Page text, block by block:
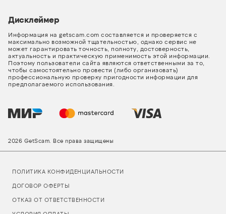
Дисклеймер
Информация на getscam.com составляется и проверяется с
максимально возможной тщательностью, однако сервис не
может гарантировать точность, полноту, достоверность,
актуальность и практическую применимость этой информации.
Поэтому пользователи сайта являются ответственными за то,
чтобы самостоятельно провести (либо организовать)
профессиональную проверку пригодности информации для
предполагаемого использования.
2026 GetScam. Все права защищены
ПОЛИТИКА КОНФИДЕНЦИАЛЬНОСТИ
ДОГОВОР ОФЕРТЫ
ОТКАЗ ОТ ОТВЕТСТВЕННОСТИ